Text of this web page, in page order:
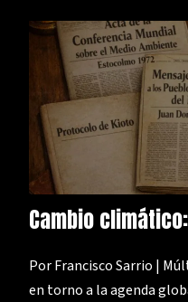
Cambio
Por Francisco Sarrio |
en torno a la agenda